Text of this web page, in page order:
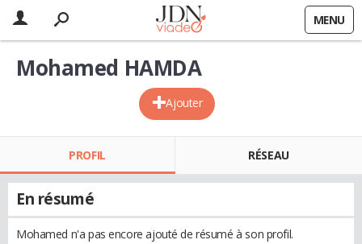
MENU
Ajouter
Mohamed HAMDA
PROFIL RÉSEAU
En résumé
Mohamed n'a pas encore ajouté de résumé à son profil.